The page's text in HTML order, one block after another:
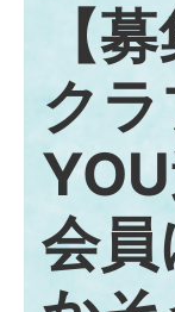
【
ク
会